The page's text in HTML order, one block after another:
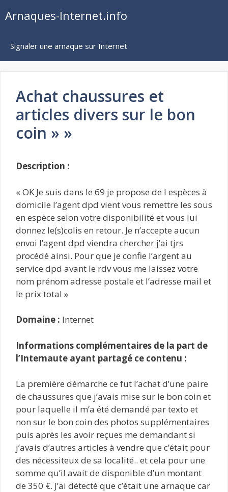
auArnaques-Internet.info
Signaler une arnaque sur Internet
Achat chaussures et
articles divers sur le bon
coin » »
Description :
« OK Je suis dans le 69 je propose de l espèces à
domicile l’agent dpd vient vous remettre les sous
en espèce selon votre disponibilité et vous lui
donnez le(s)colis en retour. Je n’accepte aucun
envoi l’agent dpd viendra chercher j’ai tjrs
procédé ainsi. Pour que je confie l’argent au
service dpd avant le rdv vous me laissez votre
nom prénom adresse postale et l’adresse mail et
le prix total »
Domaine : Internet
Informations complémentaires de la part de
l’Internaute ayant partagé ce contenu :
La première démarche ce fut l’achat d’une paire
de chaussures que j’avais mise sur le bon coin et
pour laquelle il m’a été demandé par texto et
non sur le bon coin des photos supplémentaires
puis après les avoir reçues me demandant si
j’avais d’autres articles à vendre que c’était pour
des nécessiteux de sa localité.. et cela pour une
somme qu’il avait de disponible d’un montant
de 350 €. J’ai détecté que c’était une arnaque car